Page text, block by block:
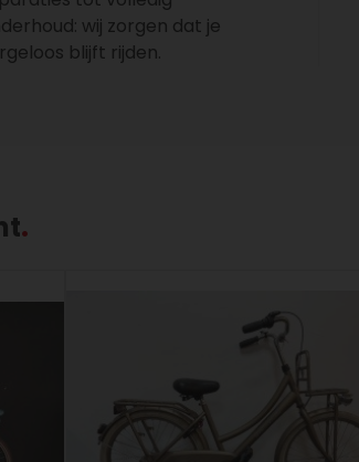
wij zorgen dat je
blijft rijden.